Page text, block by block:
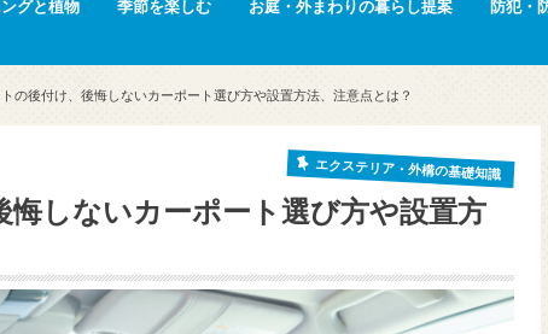
グと植物 季節を楽しむ お庭・外まわりの暮らし提案 防犯・
の後付け、後悔しないカーポート選び方や設置方法、注意点とは？
エクステリア・外構の基礎知識
悔しないカーポート選び方や設置方